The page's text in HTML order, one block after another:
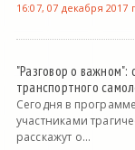
16:07, 07 декабря 2017
"Разговор о
транспортного
Сегодня в
участниками
расскажут о...